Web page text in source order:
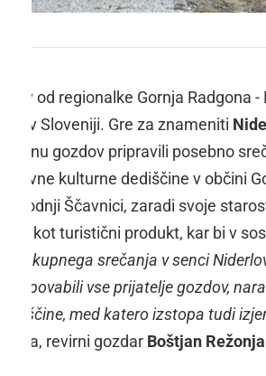
od regionalke Gornja Radgona
v Sloveniji. Gre za znameniti
tednu gozdov pripravili posebno
kulturne dediščine v občini
Spodnji Ščavnici, zaradi svoje
kot turistični produkt, kar bi v
skupnega srečanja v senci
povabili vse prijatelje gozdov,
med katero izstopa tudi
revirni gozdar Boštjan Režonja